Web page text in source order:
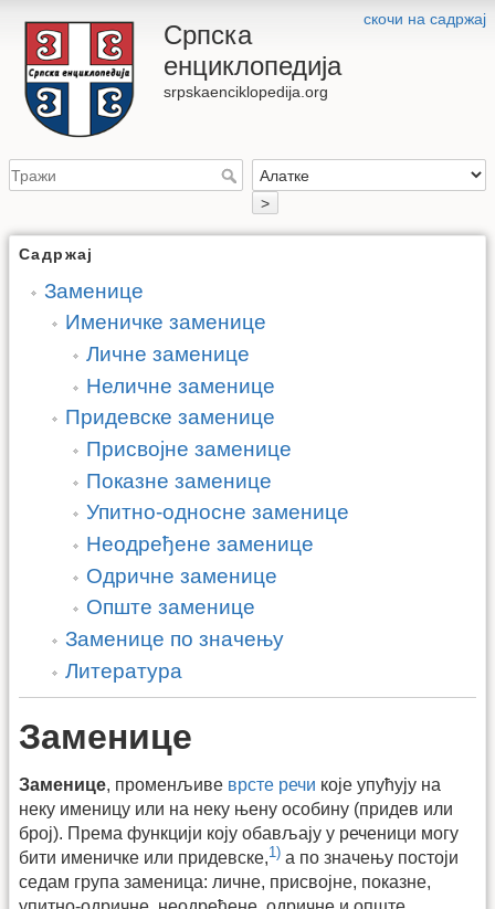
скочи на садржај
Српска
енциклопедија
srpskaenciklopedija.org
>
Садржај
Заменице
Именичке заменице
Личне заменице
Неличне заменице
Придевске заменице
Присвојне заменице
Показне заменице
Упитно-односне заменице
Неодређене заменице
Одричне заменице
Опште заменице
Заменице по значењу
Литература
Заменице
Заменице, променљиве врсте речи које упућују на
неку именицу или на неку њену особину (придев или
број). Према функцији коју обављају у реченици могу
бити именичке или придевске,1) а по значењу постоји
седам група заменица: личне, присвојне, показне,